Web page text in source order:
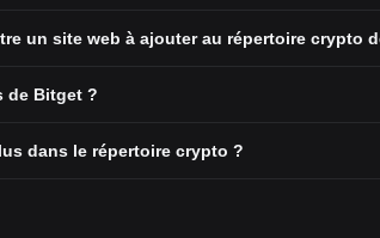
un site web à ajouter au répertoire crypto
de Bitget ?
dans le répertoire crypto ?